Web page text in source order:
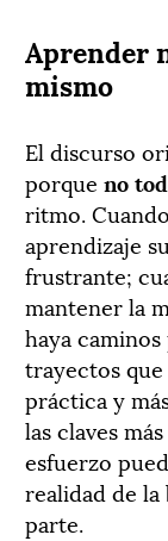
Aprender
mismo
El discurso
porque no
ritmo.
aprendizaje
frustrante;
mantener la
haya
trayectos
práctica y
las claves
esfuerzo
realidad de la
parte.